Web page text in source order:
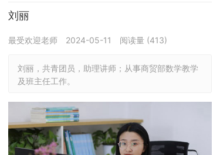
刘丽
最受欢迎老师 2024-05-11 阅读量 (413)
刘丽，共青团员，助理讲师；从事商贸部数学教学
及班主任工作。